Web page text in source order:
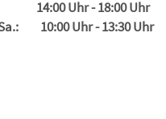
14:00 Uhr - 18:00 Uhr
10:00 Uhr - 13:30 Uhr